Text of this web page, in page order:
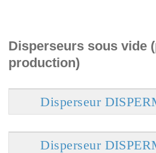
Disperseurs sous vide
production)
Disperseur
Disperseur